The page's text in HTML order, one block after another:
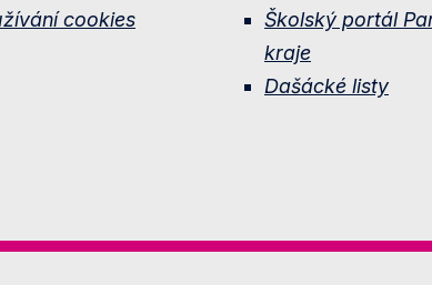
cookies
Školský portál
kraje
Dašácké listy